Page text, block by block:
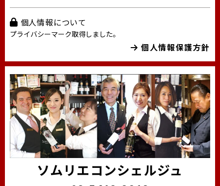
個人情報について
プライバシーマーク取得しました。
個人情報保護方針
ソムリエコンシェルジュ